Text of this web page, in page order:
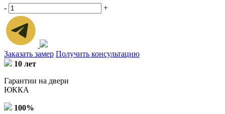
- +
Заказать замер Получить консультацию
10 лет
Гарантии на двери
ЮККА
100%